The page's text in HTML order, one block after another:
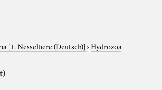
[1. Nesseltiere (Deutsch)]›Hydrozoa